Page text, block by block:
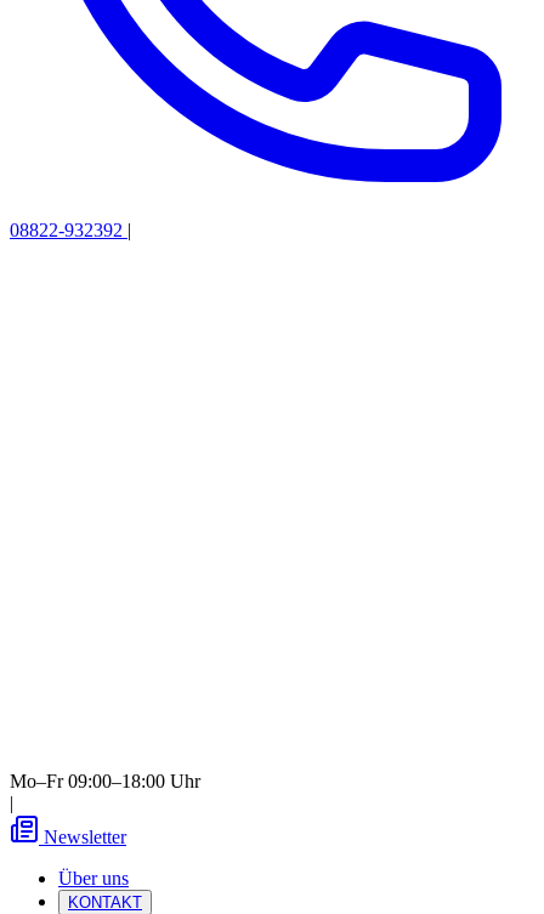
08822-932392 |
Mo–Fr 09:00–18:00 Uhr
|
Newsletter
Über uns
KONTAKT